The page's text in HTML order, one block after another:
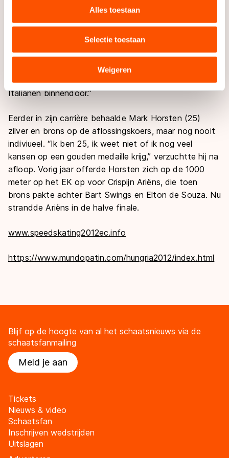
websiteverkeer te analyseren. We delen informatie over
combineren met andere gegevens die u aan hen heeft
verstrekt of die zij hebben verzameld via hun services.
Sommige partners kunnen gegevens doorgeven aan
landen buiten de EU, zoals de VS, waar mogelijk geen
adequaat beschermingsniveau geldt volgens de GDPR.
overdracht. Meer informatie vindt u in onscookiebeleid
Alles toestaan
Selectie toestaan
Weigeren
Horsten koos ervoor buitenom te blijven rijden omdat
hij Bart Swings aan de buitenkant verwachtte, “en om
snelheid te houden, want mijn benen waren kapot.
Maar omdat ik de deur niet dicht hield kwamen de
Italianen binnendoor.”
Eerder in zijn carrière behaalde Mark Horsten (25)
zilver en brons op de aflossingskoers, maar nog nooit
indiviueel. “Ik ben 25, ik weet niet of ik nog veel
kansen op een gouden medaille krijg,” verzuchtte hij na
afloop. Vorig jaar offerde Horsten zich op de 1000
meter op het EK op voor Crispijn Ariëns, die toen
brons pakte achter Bart Swings en Elton de Souza. Nu
strandde Ariëns in de halve finale.
www.speedskating2012ec.info
https://www.mundopatin.com/hungria2012/index.html
Blijf op de hoogte van al het schaatsnieuws via de
schaatsfanmailing
Meld je aan
Tickets
Nieuws & video
Schaatsfan
Inschrijven wedstrijden
Uitslagen